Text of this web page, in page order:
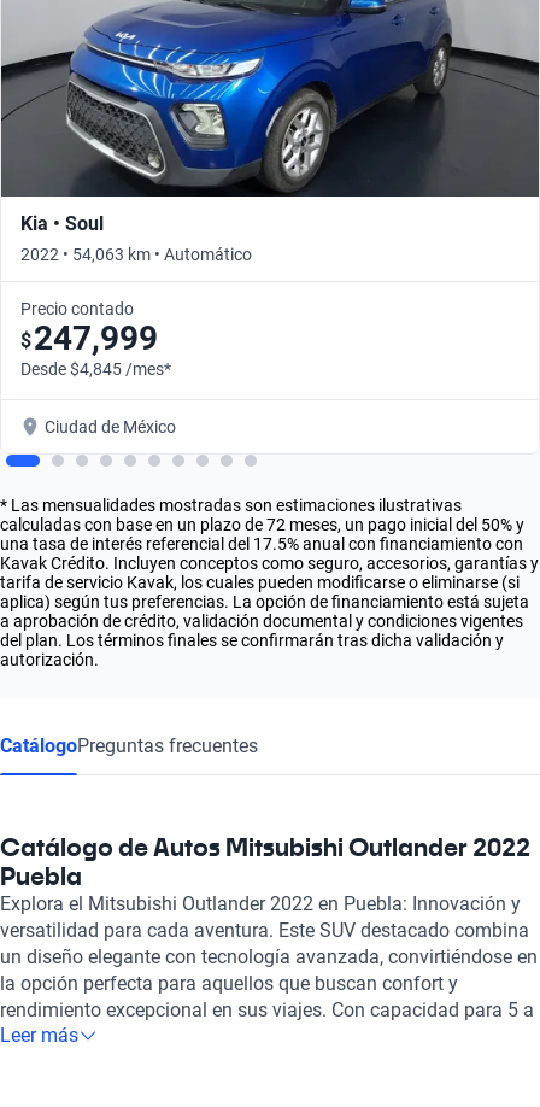
Kia • Soul
2022 • 54,063 km • Automático
Precio contado
$247,999
Desde $4,845 /mes*
Ciudad de México
* Las mensualidades mostradas son estimaciones ilustrativas
calculadas con base en un plazo de 72 meses, un pago inicial del 50% y
una tasa de interés referencial del 17.5% anual con financiamiento con
Kavak Crédito. Incluyen conceptos como seguro, accesorios, garantías y
tarifa de servicio Kavak, los cuales pueden modificarse o eliminarse (si
aplica) según tus preferencias. La opción de financiamiento está sujeta
a aprobación de crédito, validación documental y condiciones vigentes
del plan. Los términos finales se confirmarán tras dicha validación y
autorización.
CatálogoPreguntas frecuentes
Catálogo de Autos Mitsubishi Outlander 2022
Puebla
Explora el Mitsubishi Outlander 2022 en Puebla: Innovación y
versatilidad para cada aventura. Este SUV destacado combina
un diseño elegante con tecnología avanzada, convirtiéndose en
la opción perfecta para aquellos que buscan confort y
rendimiento excepcional en sus viajes. Con capacidad para 5 a
7 pasajeros, su interior ofrece un espacio amplio y cómodo,
Leer más